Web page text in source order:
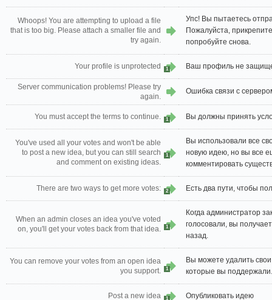
Whoops! You are attempting to upload a file
that is too big. Please attach a smaller file and
try again.
Упс! Вы пытаетесь
Пожалуйста,
попробуйте снова.
Your profile is unprotected 1 Ваш профиль не
Server communication problems! Please try
again.
Ошибка связи с
You must accept the terms to continue. 1 Вы должны принять
You've used all your votes and won't be able
to post a new idea, but you can still search
and comment on existing ideas.
1
Вы использовали все
новую идею, но вы все
комментировать
There are two ways to get more votes: 2 Есть два пути, чтобы
When an admin closes an idea you've voted
on, you'll get your votes back from that idea.
1
Когда администратор
голосовали, вы
назад.
You can remove your votes from an open idea
you support.
1
Вы можете удалить
которые вы поддержали.
Post a new idea 1 Опубликовать идею